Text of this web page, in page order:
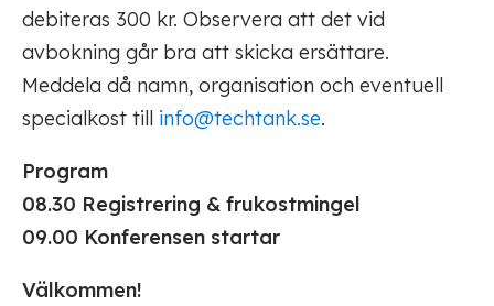
debiteras 300 kr. Observera att det vid
avbokning går bra att skicka ersättare.
Meddela då namn, organisation och eventuell
specialkost till info@techtank.se.
Program
08.30 Registrering & frukostmingel
09.00 Konferensen startar
Välkommen!